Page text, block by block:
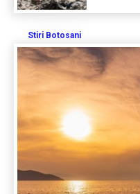
Stiri Botosani